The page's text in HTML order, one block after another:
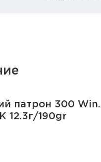
патрон 300
12.3г/190gr